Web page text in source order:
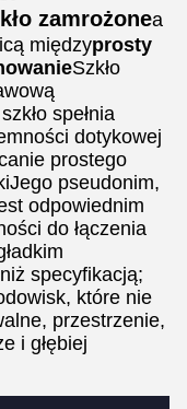
zamrożonea
międzyprosty
Szkło
spełnia
dotykowej
prostego
pseudonim,
odpowiednim
do łączenia
specyfikacją;
które nie
przestrzenie,
i głębiej